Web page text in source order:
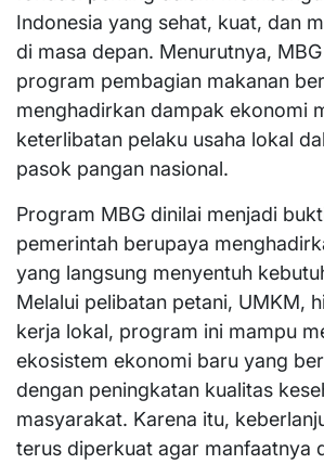
Indonesia yang sehat, kuat, dan
di masa depan. Menurutnya,
program pembagian makanan
menghadirkan dampak ekonomi
keterlibatan pelaku usaha lokal
pasok pangan nasional.
Program MBG dinilai menjadi
pemerintah berupaya
yang langsung menyentuh
Melalui pelibatan petani, UMKM,
kerja lokal, program ini mampu
ekosistem ekonomi baru yang
dengan peningkatan kualitas
masyarakat. Karena itu,
terus diperkuat agar manfaatnya